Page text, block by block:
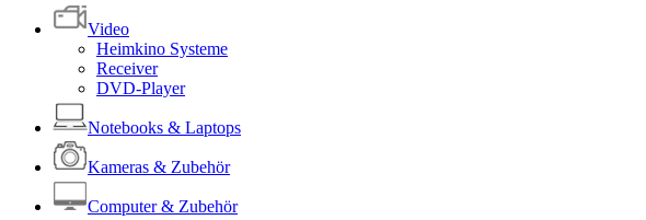
Video
Heimkino Systeme
Receiver
DVD-Player
Notebooks & Laptops
Kameras & Zubehör
Computer & Zubehör